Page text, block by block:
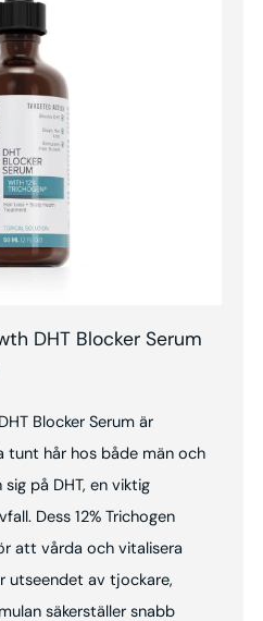
DHT Blocker Serum
Blocker Serum är
hår hos både män och
på DHT, en viktig
Dess 12% Trichogen
att vårda och vitalisera
utseendet av tjockare,
säkerställer snabb